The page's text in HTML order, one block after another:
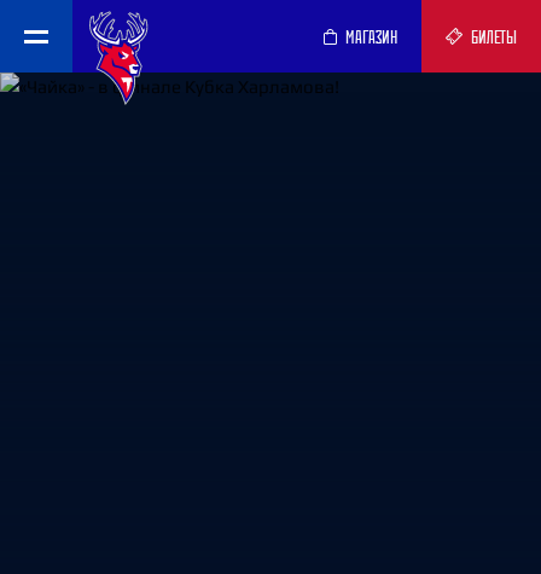
МАГАЗИН БИЛЕТЫ